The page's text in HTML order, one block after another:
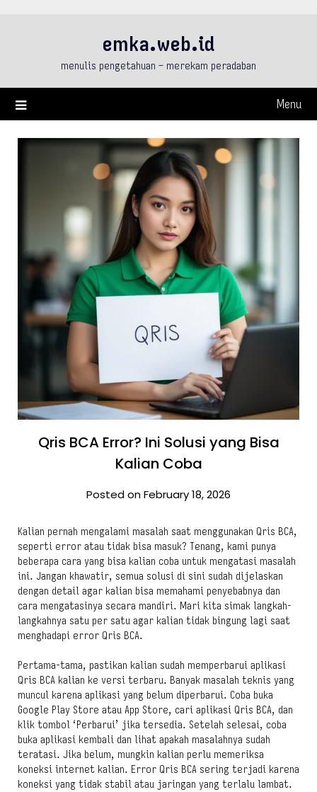
emka.web.id
menulis pengetahuan – merekam peradaban
Menu
Qris BCA Error? Ini Solusi yang Bisa
Kalian Coba
Posted on February 18, 2026
Kalian pernah mengalami masalah saat menggunakan Qris BCA,
seperti error atau tidak bisa masuk? Tenang, kami punya
beberapa cara yang bisa kalian coba untuk mengatasi masalah
ini. Jangan khawatir, semua solusi di sini sudah dijelaskan
dengan detail agar kalian bisa memahami penyebabnya dan
cara mengatasinya secara mandiri. Mari kita simak langkah-
langkahnya satu per satu agar kalian tidak bingung lagi saat
menghadapi error Qris BCA.
Pertama-tama, pastikan kalian sudah memperbarui aplikasi
Qris BCA kalian ke versi terbaru. Banyak masalah teknis yang
muncul karena aplikasi yang belum diperbarui. Coba buka
Google Play Store atau App Store, cari aplikasi Qris BCA, dan
klik tombol ‘Perbarui’ jika tersedia. Setelah selesai, coba
buka aplikasi kembali dan lihat apakah masalahnya sudah
teratasi. Jika belum, mungkin kalian perlu memeriksa
koneksi internet kalian. Error Qris BCA sering terjadi karena
koneksi yang tidak stabil atau jaringan yang terlalu lambat.